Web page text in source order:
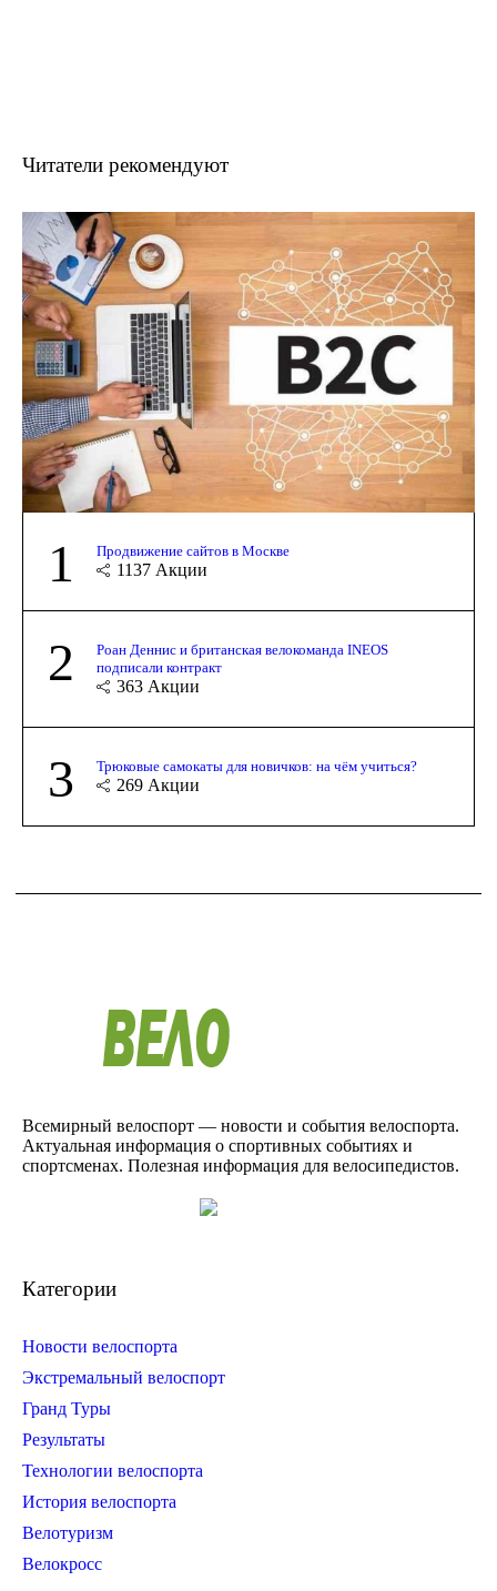
Читатели рекомендуют
1 Продвижение сайтов в Москве
1137 Акции
2
Роан Деннис и британская велокоманда INEOS
подписали контракт
363 Акции
3 Трюковые самокаты для новичков: на чём учиться?
269 Акции
Всемирный велоспорт — новости и события велоспорта.
Актуальная информация о спортивных событиях и
спортсменах. Полезная информация для велосипедистов.
Категории
Новости велоспорта
Экстремальный велоспорт
Гранд Туры
Результаты
Технологии велоспорта
История велоспорта
Велотуризм
Велокросс